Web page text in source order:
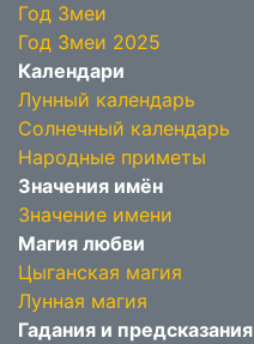
Год Змеи
Год Змеи 2025
Календари
Лунный календарь
Солнечный календарь
Народные приметы
Значения имён
Значение имени
Магия любви
Цыганская магия
Лунная магия
Гадания и предсказания